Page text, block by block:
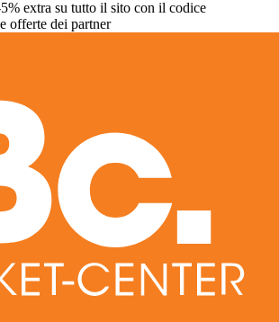
extra su tutto il sito con il codice
offerte dei partner